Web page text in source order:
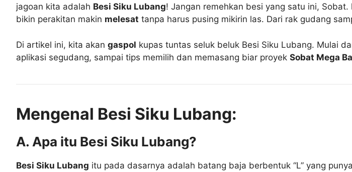
jagoan kita adalah Besi Siku Lubang! Jangan remehkan besi yang satu ini,
bikin perakitan makin melesat tanpa harus pusing mikirin las. Dari rak gudang
Di artikel ini, kita akan gaspol kupas tuntas seluk beluk Besi Siku Lubang. Mulai
aplikasi segudang, sampai tips memilih dan memasang biar proyek Sobat Mega
Mengenal Besi Siku Lubang:
A. Apa itu Besi Siku Lubang?
Besi Siku Lubang itu pada dasarnya adalah batang baja berbentuk “L” yang